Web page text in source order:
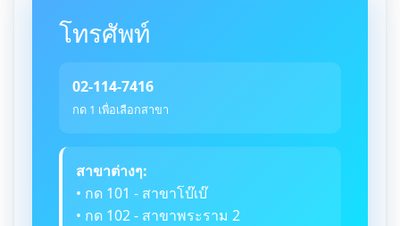
โทรศัพท์
02-114-7416
กด 1 เพื่อเลือกสาขา
สาขาต่างๆ:
• กด 101 - สาขาโบ๊เบ๊
• กด 102 - สาขาพระราม 2